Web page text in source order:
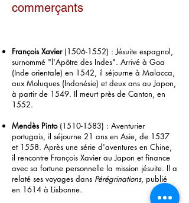
commerçants
François Xavier (1506-1552) : Jésuite espagnol,
surnommé "l'Apôtre des Indes". Arrivé à Goa
(Inde orientale) en 1542, il séjourne à Malacca,
aux Moluques (Indonésie) et deux ans au Japon,
à partir de 1549. Il meurt près de Canton, en
1552.
Mendès Pinto (1510-1583) : Aventurier
portugais, il séjourne 21 ans en Asie, de 1537
et 1558. Après une série d'aventures en Chine,
il rencontre François Xavier au Japon et finance
avec sa fortune personnelle la mission jésuite. Il a
relaté ses voyages dans Pérégrinations, publié
en 1614 à Lisbonne.